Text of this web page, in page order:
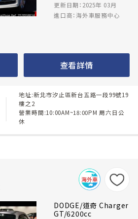
更新日期：2025年 03月
進口商：海外車服務中心
查看詳情
地址:新北市汐止區新台五路一段99號19
樓之2
營業時間:10:00AM~18:00PM 周六日公
休
DODGE/道奇 Charger
GT/6200cc